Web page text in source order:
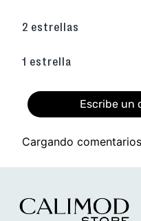
2 estrellas
1 estrella
Escribe un
Título
Cargando